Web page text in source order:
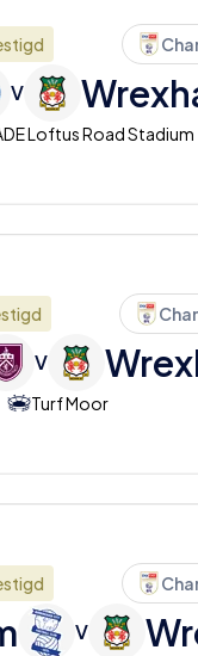
V
Loftus Road Stadium
V
Turf Moor
V